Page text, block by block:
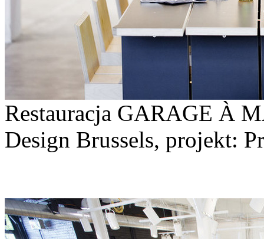
Restauracja GARAGE À
Design Brussels, projekt: